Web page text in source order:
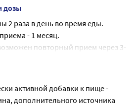
дозы
2 раза в день во время еды.
- 1 месяц.
повторный прием через 3-
активной добавки к пище -
дополнительного источника